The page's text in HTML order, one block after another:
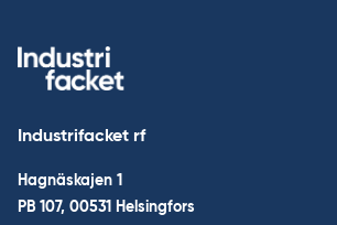
Industrifacket rf
Hagnäskajen 1
PB 107, 00531 Helsingfors